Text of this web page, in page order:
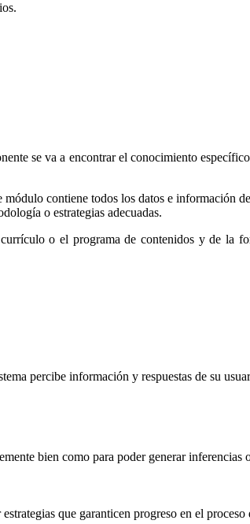
se va a encontrar el conocimiento
contiene todos los datos e información
o estrategias adecuadas.
o el programa de contenidos y de la
percibe información y respuestas de su
bien como para poder generar inferencias
que garanticen progreso en el